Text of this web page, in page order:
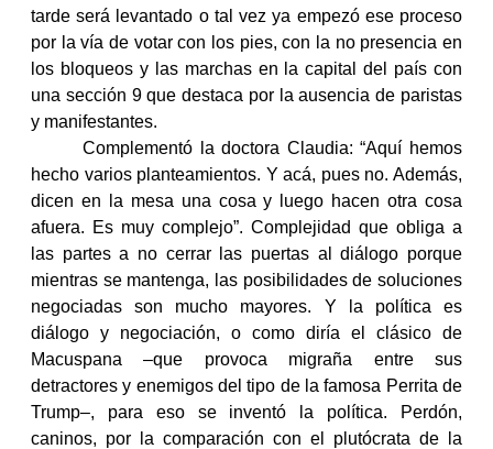
tarde será levantado o tal vez ya empezó ese proceso
por la vía de votar con los pies, con la no presencia en
los bloqueos y las marchas en la capital del país con
una sección 9 que destaca por la ausencia de paristas
y manifestantes.
Complementó la doctora Claudia: “Aquí hemos
hecho varios planteamientos. Y acá, pues no. Además,
dicen en la mesa una cosa y luego hacen otra cosa
afuera. Es muy complejo”. Complejidad que obliga a
las partes a no cerrar las puertas al diálogo porque
mientras se mantenga, las posibilidades de soluciones
negociadas son mucho mayores. Y la política es
diálogo y negociación, o como diría el clásico de
Macuspana –que provoca migraña entre sus
detractores y enemigos del tipo de la famosa Perrita de
Trump–, para eso se inventó la política. Perdón,
caninos, por la comparación con el plutócrata de la